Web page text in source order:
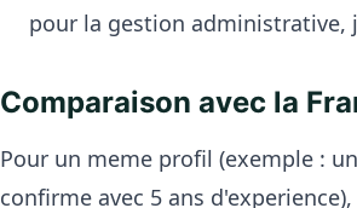
pour la gestion administrative,
Comparaison avec la
Pour un meme profil (exemple :
confirme avec 5 ans